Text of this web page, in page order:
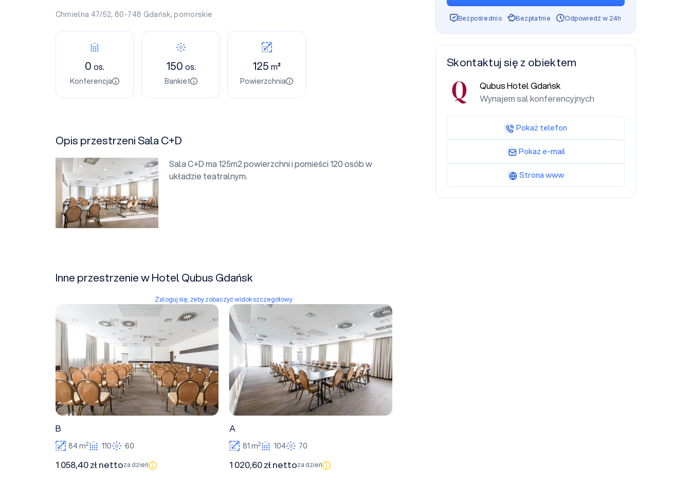
Chmielna 47/52, 80-748 Gdańsk,pomorskie
0os.
Konferencja
150 os.
Bankiet
125m²
Powierzchnia
Opis przestrzeni Sala C+D
Sala C+D ma 125m2 powierzchni i pomieści 120 osób w
układzie teatralnym.
Inne przestrzenie w Hotel Qubus Gdańsk
Zaloguj się, żeby zobaczyć widok szczegółowy
B
84 m2 110 60
1 058,40 zł nettoza dzień
A
A
81 m2 104 70
1 020,60 zł nettoza dzień
Bezpośrednio Bezpłatnie Odpowiedź w 24h
Skontaktuj się z obiektem
Qubus Hotel Gdańsk
Wynajem sal konferencyjnych
Pokaż telefon
Pokaż e-mail
Strona www